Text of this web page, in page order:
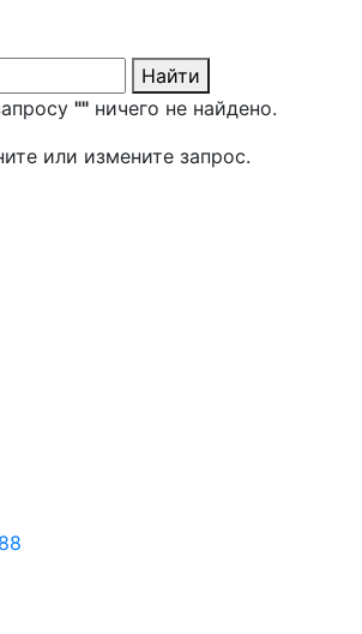
Найти
"" ничего не найдено.
или измените запрос.